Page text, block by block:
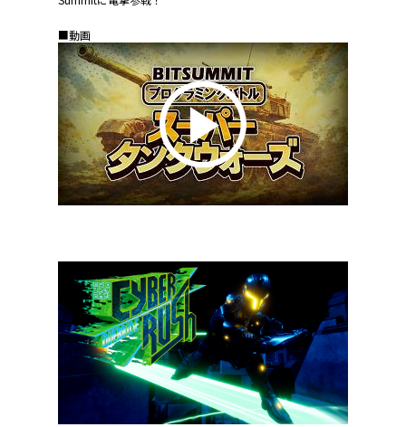
■動画